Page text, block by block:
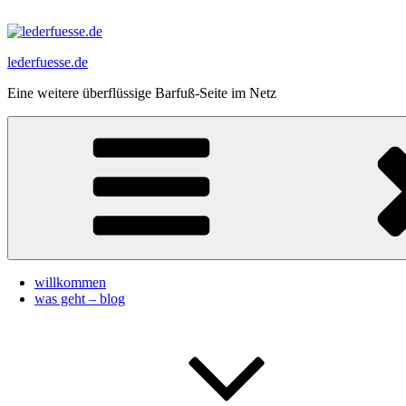
Inhalt
lederfuesse.de
Eine weitere überflüssige Barfuß-Seite im Netz
willkommen
was geht – blog